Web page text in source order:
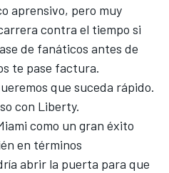
aprensivo, pero muy
contra el tiempo si
de fanáticos antes de
te pase factura.
que suceda rápido.
con Liberty.
como un gran éxito
en términos
abrir la puerta para que